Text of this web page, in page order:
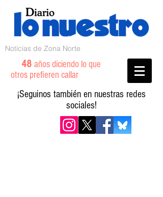
Noticias de Zona Norte
48 años diciendo lo que
otros prefieren callar
¡Seguinos también en nuestras redes
sociales!